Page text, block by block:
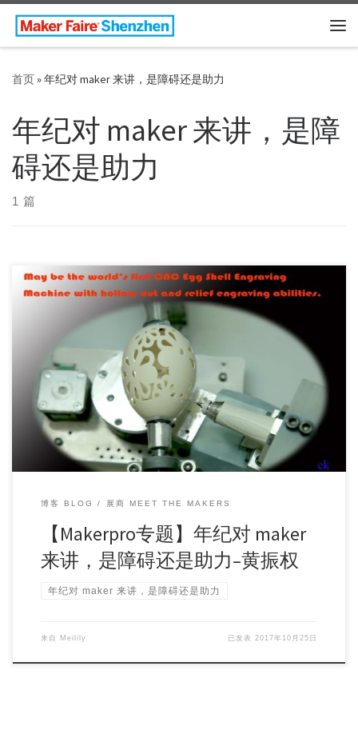
Skip to content
首页»年纪对 maker 来讲，是障碍还是助力
年纪对 maker 来讲，是障
碍还是助力
1 篇
黄振权是一个老一代的工科生，算是资深的 maker 了，他自嘲
自己当了几十年的 白领，干的都是动口不动手的活儿，但日
常的嗜好就是捣鼓些杂七杂八的东西。 之前DIY 的是和摄影有
关，有望远镜摄影，全景摄影，延时摄影，高速摄影，显微
摄影以及兴野摄影，这一次做的和摄影完全无关。
博客 BLOG 展商 MEET THE MAKERS
【Makerpro专题】年纪对 maker
来讲，是障碍还是助力–黄振权
年纪对 maker 来讲，是障碍还是助力
来自 Meilily 已发表 2017年10月25日